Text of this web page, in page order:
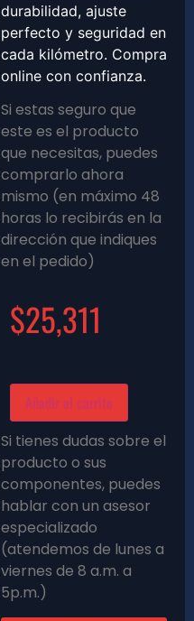
durabilidad, ajuste
perfecto y seguridad en
cada kilómetro. Compra
online con confianza.
Si estas seguro que
este es el producto
que necesitas, puedes
comprarlo ahora
mismo (en máximo 48
horas lo recibirás en la
dirección que indiques
en el pedido)
$25,311
Añadir al carrito
Si tienes dudas sobre el
producto o sus
componentes, puedes
hablar con un asesor
especializado
(atendemos de lunes a
viernes de 8 a.m. a
5p.m.)